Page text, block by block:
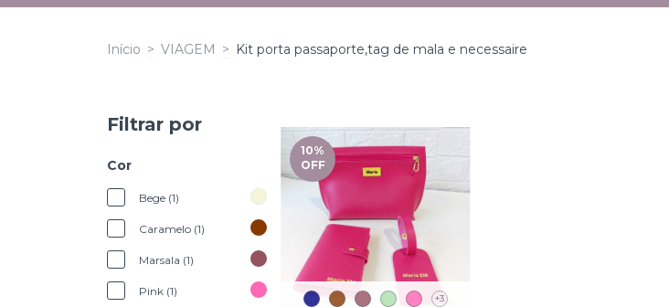
Início > VIAGEM > Kit porta passaporte,tag de mala e necessaire
Filtrar por
Cor
Bege (1)
Caramelo (1)
Marsala (1)
Pink (1)
10%
OFF
+3